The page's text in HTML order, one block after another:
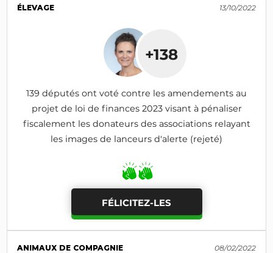
ÉLEVAGE 13/10/2022
+138
139 députés ont voté contre les amendements au
projet de loi de finances 2023 visant à pénaliser
fiscalement les donateurs des associations relayant
les images de lanceurs d'alerte (rejeté)
FÉLICITEZ-LES
ANIMAUX DE COMPAGNIE 08/02/2022